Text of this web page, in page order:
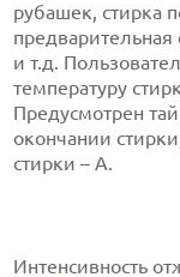
рубашек, стирка
и т.д.
температуру
Предусмотрен
окончании
стирки – А.
Интенсивность